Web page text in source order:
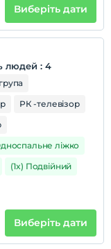
Виберіть дати
людей : 4
РК -телевізор
ліжко
(1x) Подвійний
Виберіть дати